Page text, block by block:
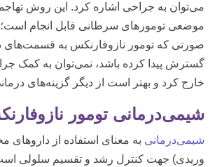
می‌توان به جراحی اشاره کرد. این روش
موضعی تومورهای سرطانی قابل انجام است؛
صورتی که تومور نازوفارنکس به قسمت‌های
گسترش پیدا کرده باشد، نمی‌توان به کمک
خارج کرد و بهتر است از دیگر گزینه‌های
شیمی‌درمانی تومور
شیمی‌درمانی به معنای استفاده از داروهای
وریدی) جهت کنترل رشد و تقسیم سلولی